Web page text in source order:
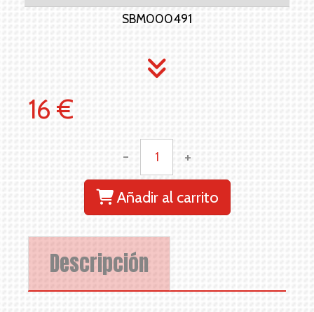
SBM000491
16 €
- +
Añadir al carrito
Descripción